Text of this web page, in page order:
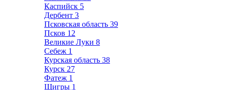
Каспийск 5
Дербент 3
Псковская область 39
Псков 12
Великие Луки 8
Себеж 1
Курская область 38
Курск 27
Фатеж 1
Щигры 1